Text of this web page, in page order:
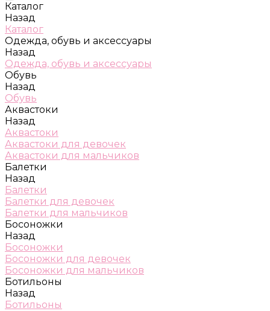
Каталог
Назад
Каталог
Одежда, обувь и аксессуары
Назад
Одежда, обувь и аксессуары
Обувь
Назад
Обувь
Аквастоки
Назад
Аквастоки
Аквастоки для девочек
Аквастоки для мальчиков
Балетки
Назад
Балетки
Балетки для девочек
Балетки для мальчиков
Босоножки
Назад
Босоножки
Босоножки для девочек
Босоножки для мальчиков
Ботильоны
Назад
Ботильоны